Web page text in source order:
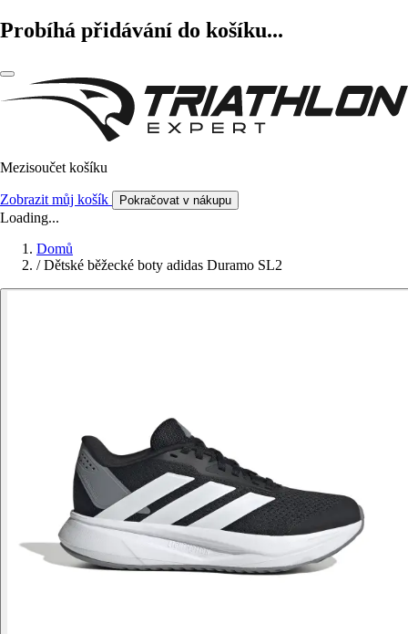
Probíhá přidávání do košíku...
Mezisoučet košíku
Zobrazit můj košík Pokračovat v nákupu
Loading...
Domů
/ Dětské běžecké boty adidas Duramo SL2